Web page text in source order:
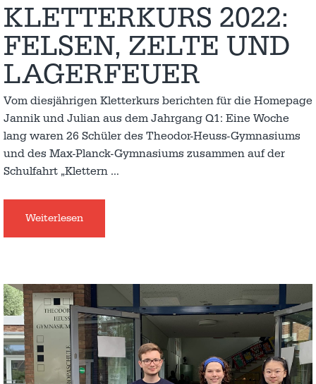
KLETTERKURS 2022:
FELSEN, ZELTE UND
LAGERFEUER
Vom diesjährigen Kletterkurs berichten für die Homepage
Jannik und Julian aus dem Jahrgang Q1: Eine Woche
lang waren 26 Schüler des Theodor-Heuss-Gymnasiums
und des Max-Planck-Gymnasiums zusammen auf der
Schulfahrt „Klettern …
Weiterlesen